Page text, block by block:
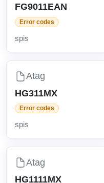
FG9011EAN
Error codes
spis
Atag
HG311MX
Error codes
spis
Atag
HG1111MX